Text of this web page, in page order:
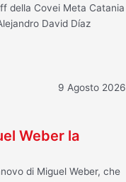
della Covei Meta Catania
David Díaz
9 Agosto 2026
Weber la
di Miguel Weber, che